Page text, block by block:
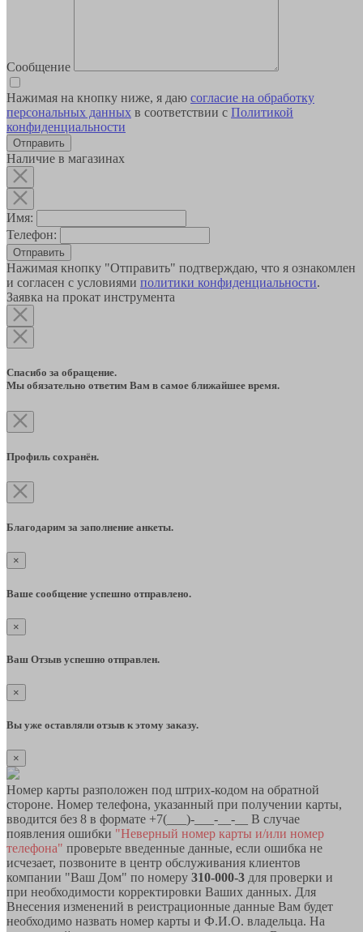
Сообщение
Нажимая на кнопку ниже, я даю согласие на обработку
персональных данных в соответствии с Политикой
конфиденциальности
Наличие в магазинах
Имя:
Телефон:
Отправить
Нажимая кнопку "Отправить" подтверждаю, что я ознакомлен
и согласен с условиями политики конфиденциальности.
Заявка на прокат инструмента
Спасибо за обращение.
Мы обязательно ответим Вам в самое ближайшее время.
Профиль сохранён.
Благодарим за заполнение анкеты.
×
Ваше сообщение успешно отправлено.
×
Ваш Отзыв успешно отправлен.
×
Вы уже оставляли отзыв к этому заказу.
×
Номер карты разположен под штрих-кодом на обратной
стороне. Номер телефона, указанный при получении карты,
вводится без 8 в формате +7(___)-___-__-__ В случае
появления ошибки "Неверный номер карты и/или номер
телефона" проверьте введенные данные, если ошибка не
исчезает, позвоните в центр обслуживания клиентов
компании "Ваш Дом" по номеру 310-000-3 для проверки и
при необходимости корректировки Ваших данных. Для
Внесения изменений в реистрационные данные Вам будет
необходимо назвать номер карты и Ф.И.О. владельца. На